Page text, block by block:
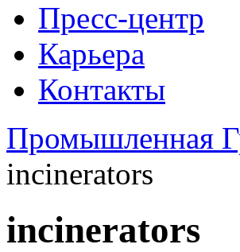
Пресс-центр
Карьера
Контакты
Промышленная
incinerators
incinerators